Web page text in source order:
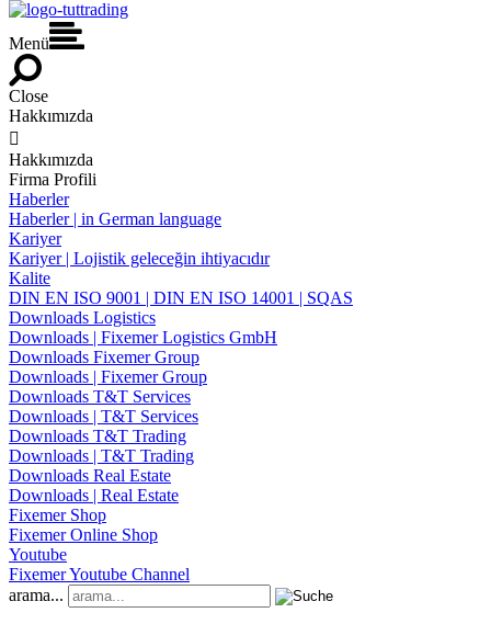
Menü
Close
Hakkımızda

Hakkımızda
Firma Profili
Haberler
Haberler | in German language
Kariyer
Kariyer | Lojistik geleceğin ihtiyacıdır
Kalite
DIN EN ISO 9001 | DIN EN ISO 14001 | SQAS
Downloads Logistics
Downloads | Fixemer Logistics GmbH
Downloads Fixemer Group
Downloads | Fixemer Group
Downloads T&T Services
Downloads | T&T Services
Downloads T&T Trading
Downloads | T&T Trading
Downloads Real Estate
Downloads | Real Estate
Fixemer Shop
Fixemer Online Shop
Youtube
Fixemer Youtube Channel
arama...